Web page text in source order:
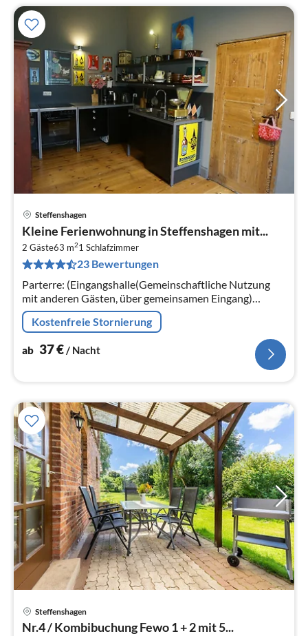
Steffenshagen
Kleine Ferienwohnung in Steffenshagen mit...
2 Gäste63 m21 Schlafzimmer
23 Bewertungen
Parterre: (Eingangshalle(Gemeinschaftliche Nutzung
mit anderen Gästen, über gemeinsamen Eingang)
(Esstisch(4 Personen), Kaminofen, Herd(Holz))
Kostenfreie Stornierung
ab 37€/ Nacht
Steffenshagen
Nr.4 / Kombibuchung Fewo 1 + 2 mit 5...